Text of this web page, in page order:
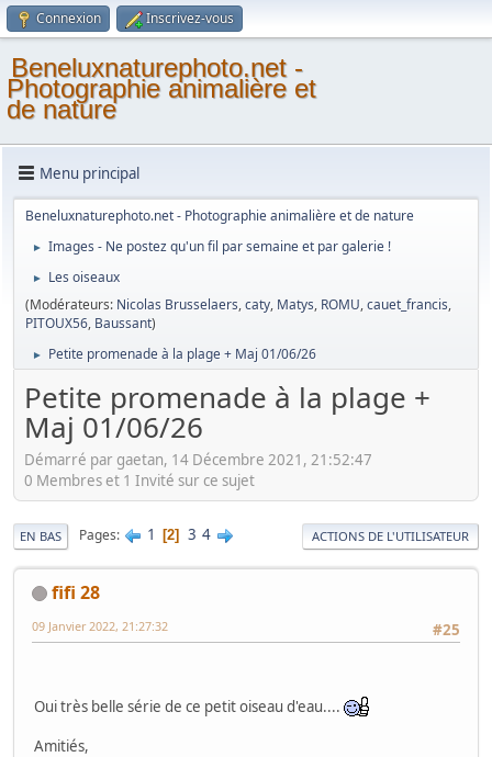
Connexion Inscrivez-vous
Beneluxnaturephoto.net -
Photographie animalière et
de nature
Menu principal
Beneluxnaturephoto.net - Photographie animalière et de nature
► Images - Ne postez qu'un fil par semaine et par galerie !
►
Les oiseaux
(Modérateurs: Nicolas Brusselaers,caty, Matys, ROMU,cauet_francis,
PITOUX56, Baussant)
► Petite promenade à la plage + Maj 01/06/26
Petite promenade à la plage +
Maj 01/06/26
Démarré par gaetan, 14 Décembre 2021, 21:52:47
0 Membres et 1 Invité sur ce sujet
EN BAS Pages 1 2 3 4 ACTIONS DE L'UTILISATEUR
fifi 28
#25
09 Janvier 2022, 21:27:32
Oui très belle série de ce petit oiseau d'eau....
Amitiés,